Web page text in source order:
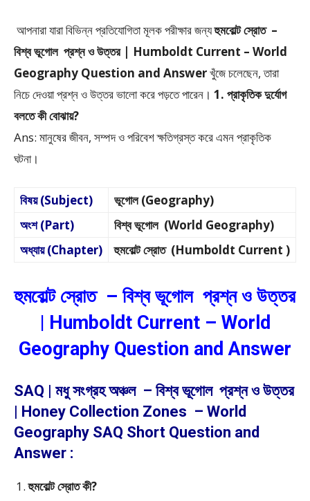
আপনারা যারা বিভিন্ন প্রতিযোগিতা মূলক পরীক্ষার জন্যহুমবোল্ট স্রোত –
বিশ্ব ভূগোল প্রশ্ন ও উত্তর | Humboldt Current – World
Geography Question and Answerখুঁজে চলেছেন, তারা
নিচে দেওয়া প্রশ্ন ও উত্তর ভালো করে পড়তে পারেন। 1. প্রাকৃতিক দুর্যোগ
বলতে কী বোঝায়?
Ans: মানুষের জীবন, সম্পদ ও পরিবেশ ক্ষতিগ্রস্ত করে এমন প্রাকৃতিক
ঘটনা।
বিষয় (Subject)
ভূগোল (Geography)
অংশ (Part)
বিশ্ব ভূগোল (World Geography)
অধ্যায় (Chapter)
হুমবোল্ট স্রোত (Humboldt Current )
হুমবোল্ট স্রোত – বিশ্ব ভূগোল প্রশ্ন ও উত্তর
| Humboldt Current – World
Geography Question and Answer
SAQ | মধু সংগ্রহ অঞ্চল – বিশ্ব ভূগোল প্রশ্ন ও উত্তর
| Honey Collection Zones – World
Geography SAQ Short Question and
Answer :
হুমবোল্ট স্রোত কী?